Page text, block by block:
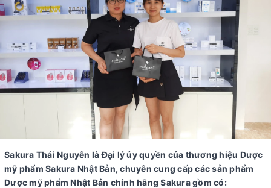
Sakura Thái Nguyên là Đại lý ủy quyền của thương hiệu Dược
mỹ phẩm Sakura Nhật Bản, chuyên cung cấp các sản phẩm
Dược mỹ phẩm Nhật Bản chính hãng Sakura gồm có: